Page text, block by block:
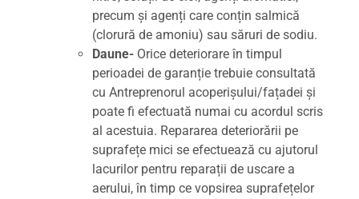
precum și agenți care conțin salmică
(clorură de amoniu) sau săruri de sodiu.
Daune- Orice deteriorare în timpul
perioadei de garanție trebuie consultată
cu Antreprenorul acoperișului/fațadei și
poate fi efectuată numai cu acordul scris
al acestuia. Repararea deteriorării pe
suprafețe mici se efectuează cu ajutorul
lacurilor pentru reparații de uscare a
aerului, în timp ce vopsirea suprafețelor